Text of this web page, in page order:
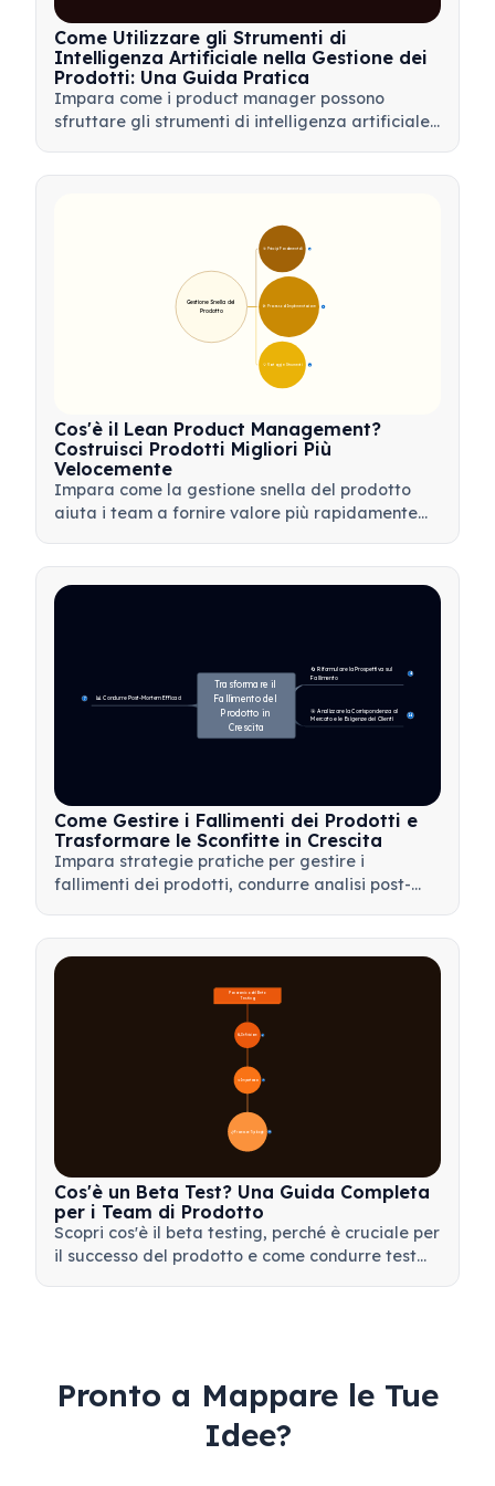
Come Utilizzare gli Strumenti di
Intelligenza Artificiale nella Gestione dei
Prodotti: Una Guida Pratica
Impara come i product manager possono
sfruttare gli strumenti di intelligenza artificiale
🎯 Principi Fondamentali
🛠️ Processo di Implementazione
💡 Vantaggi e Strumenti
Gestione Snella del
Prodotto
Cos'è il Lean Product Management?
Costruisci Prodotti Migliori Più
Velocemente
Impara come la gestione snella del prodotto
aiuta i team a fornire valore più rapidamente
più.
🔄 Riformulare la Prospettiva sul
Fallimento
4
📊 Condurre Post-Mortem Efficaci
7
🎯 Analizzare la Corrispondenza al
Mercato e le Esigenze dei Clienti
14
Trasformare il
Fallimento del
Prodotto in
Crescita
Come Gestire i Fallimenti dei Prodotti e
Trasformare le Sconfitte in Crescita
Impara strategie pratiche per gestire i
fallimenti dei prodotti, condurre analisi post-
apprendimento per il tuo team.
🔍 Definizione
🎯 Importanza
📋 Processo e Tipologie 20
Panoramica del Beta
Testing
Cos'è un Beta Test? Una Guida Completa
per i Team di Prodotto
Scopri cos'è il beta testing, perché è cruciale per
il successo del prodotto e come condurre test
Pronto a Mappare le Tue
Idee?